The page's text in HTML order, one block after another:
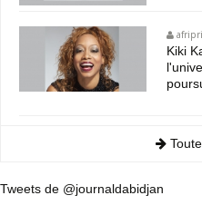
Kiki
Tweets de @journaldabidjan